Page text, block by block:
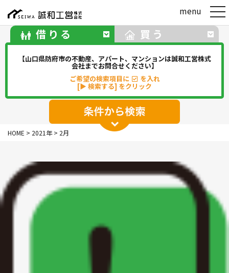
借りる 買う
【山口県防府市の不動産、アパート、マンションは誠和工営株式
会社までお問合せください】
ご希望の検索項目に
を入れ
[▶ 検索する] をクリック
アパート マンション
一戸建て
駐車場
華浦
新田
HOME > 2021年> 2月
menu t
o
g
l
i
g